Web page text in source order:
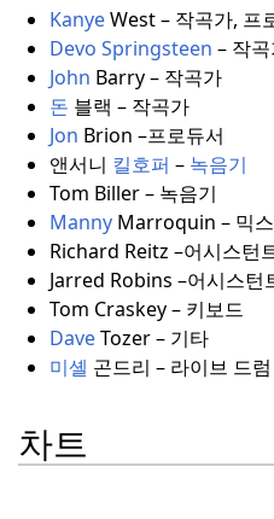
KanyeWest – 작곡가, 프
Devo Springsteen – 작
John Barry – 작곡가
돈 블랙 – 작곡가
Jon Brion –프로듀서
앤서니 킬호퍼 – 녹음기
Tom Biller – 녹음기
MannyMarroquin – 믹스
Richard Reitz –어시스턴
Jarred Robins –어시스턴
Tom Craskey – 키보드
DaveTozer – 기타
미셸 곤드리 – 라이브 드럼
차트